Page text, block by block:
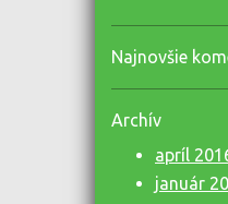
Najnovšie
Archív
apríl
január